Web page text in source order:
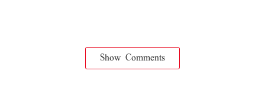
Show Comments